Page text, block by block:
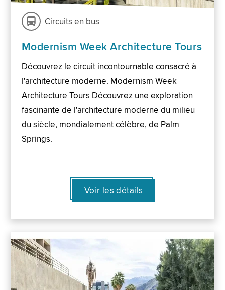
Circuits en bus
Modernism Week Architecture Tours
Découvrez le circuit incontournable consacré à
l'architecture moderne. Modernism Week
Architecture Tours Découvrez une exploration
fascinante de l'architecture moderne du milieu
du siècle, mondialement célèbre, de Palm
Springs.
Voir les détails